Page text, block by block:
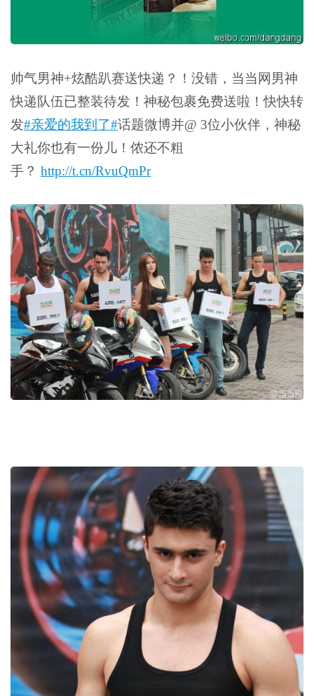
帅气男神+炫酷趴赛送快递？！没错，当当网男神
快递队伍已整装待发！神秘包裹免费送啦！快快转
发#亲爱的我到了#话题微博并@ 3位小伙伴，神秘
大礼你也有一份儿！侬还不粗
手？ http://t.cn/RvuQmPr